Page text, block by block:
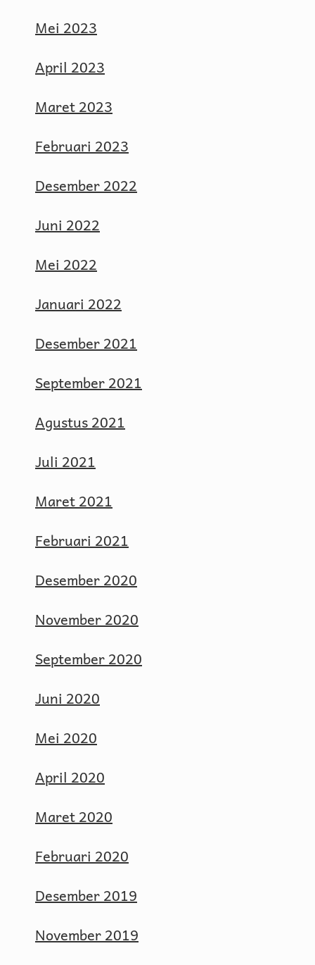
Mei 2023
April 2023
Maret 2023
Februari 2023
Desember 2022
Juni 2022
Mei 2022
Januari 2022
Desember 2021
September 2021
Agustus 2021
Juli 2021
Maret 2021
Februari 2021
Desember 2020
November 2020
September 2020
Juni 2020
Mei 2020
April 2020
Maret 2020
Februari 2020
Desember 2019
November 2019